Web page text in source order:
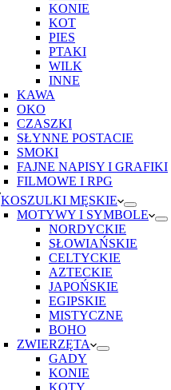
KONIE
KOT
PIES
PTAKI
WILK
INNE
KAWA
OKO
CZASZKI
SŁYNNE POSTACIE
SMOKI
FAJNE NAPISY I GRAFIKI
FILMOWE I RPG
KOSZULKI MĘSKIE
MOTYWY I SYMBOLE
NORDYCKIE
SŁOWIAŃSKIE
CELTYCKIE
AZTECKIE
JAPOŃSKIE
EGIPSKIE
MISTYCZNE
BOHO
ZWIERZĘTA
GADY
KONIE
KOTY